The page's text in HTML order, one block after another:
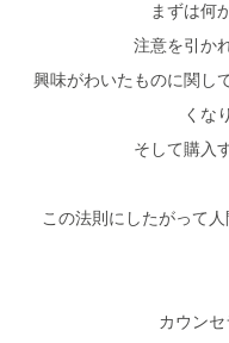
まずは何
注意を引か
興味がわいたものに関し
くな
そして購入
この法則にしたがって
カウンセ